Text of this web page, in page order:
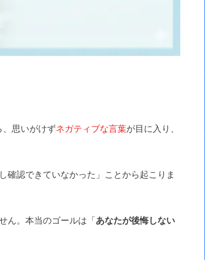
、思いがけずネガティブな言葉が目に入り、
確認できていなかった」ことから起こりま
ん。本当のゴールは「あなたが後悔しない